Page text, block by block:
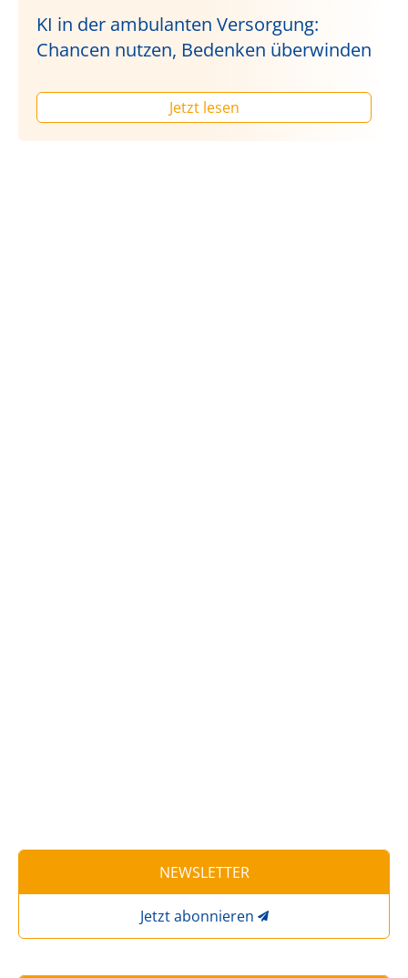
KI in der ambulanten Versorgung:
Chancen nutzen, Bedenken überwinden
Jetzt lesen
NEWSLETTER
Jetzt abonnieren